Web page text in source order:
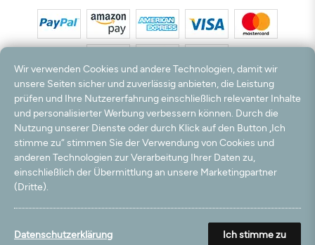
*Alle Preise inkl. MwSt. und zzgl. Versandkosten. **Kostenloser Versand und Rückversand
nur innerhalb Deutschlands und Österreichs.
Hinweis:Wir nutzen Ihre E-Mail Adresse für werbliche Zwecke, die jederzeit widerrufen
werden können. Ihre Daten werden nicht an Dritte weitergegeben.
© 2003 - 2026 Teppichversand24 GmbH / Alle Rechte vorbehalten. powered by
createyourtemplate
Wir verwenden Cookies und andere Technologien, damit wir
unsere Seiten sicher und zuverlässig anbieten, die Leistung
prüfen und Ihre Nutzererfahrung einschließlich relevanter Inhalte
und personalisierter Werbung verbessern können. Durch die
Nutzung unserer Dienste oder durch Klick auf den Button „Ich
stimme zu“ stimmen Sie der Verwendung von Cookies und
anderen Technologien zur Verarbeitung Ihrer Daten zu,
einschließlich der Übermittlung an unsere Marketingpartner
(Dritte).
Datenschutzerklärung Ich stimme zu